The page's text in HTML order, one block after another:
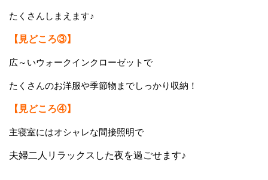
たくさんしまえます♪
【見どころ③】
広～いウォークインクローゼットで
たくさんのお洋服や季節物までしっかり収納！
【見どころ④】
主寝室にはオシャレな間接照明で
夫婦二人リラックスした夜を過ごせます♪